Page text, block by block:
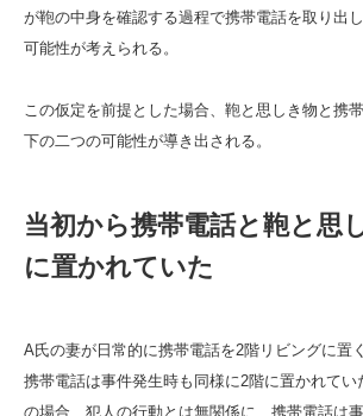
が鞄の中身を確認する過程で携帯電話を取り出
可能性が考えられる。
この仮定を前提とした場合、鞄と思しき物と携
下の二つの可能性が導き出される。
当初から携帯電話と鞄と思
に置かれていた
A氏の妻が日常的に携帯電話を2階リビングに置
携帯電話は事件発生時も同様に2階に置かれてい
の場合、犯人の行動とは無関係に、携帯電話は